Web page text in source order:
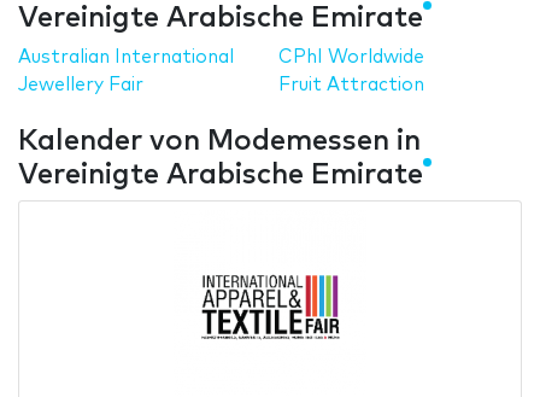
Vereinigte Arabische Emirate
Australian International
Jewellery Fair
CPhI Worldwide
Fruit Attraction
Kalender von Modemessen in
Vereinigte Arabische Emirate